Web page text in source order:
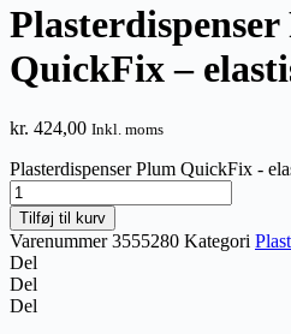
QuickFix –
kr. 424,00 Inkl. moms
Plasterdispenser Plum QuickFix -
Tilføj til kurv
Varenummer3555280 Kategori
Del
Del
Del